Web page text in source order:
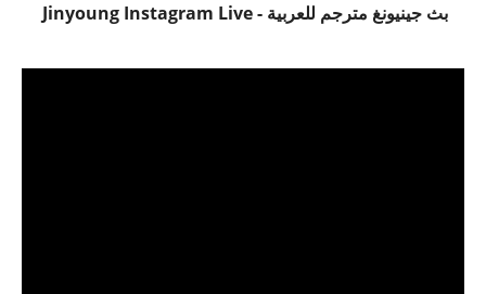
بث جينيونغ مترجم للعربية - Jinyoung Instagram Live